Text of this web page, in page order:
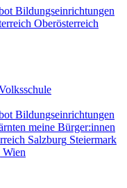
Bildungseinrichtungen
Oberösterreich
Bildungseinrichtungen
meine Bürger:innen
Salzburg Steiermark
Wien